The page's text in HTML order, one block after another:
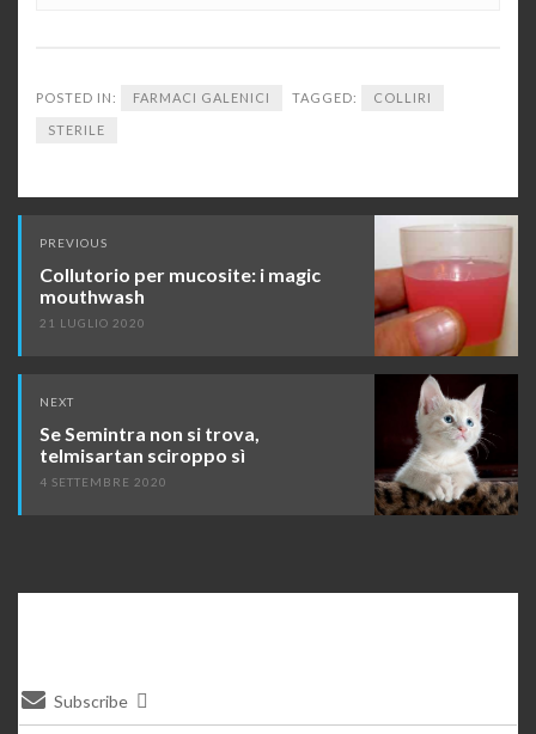
POSTED IN: FARMACI GALENICI TAGGED: COLLIRI
STERILE
Post
navigation
PREVIOUS
Collutorio per mucosite: i magic
mouthwash
21 LUGLIO 2020
NEXT
Se Semintra non si trova,
telmisartan sciroppo sì
4 SETTEMBRE 2020
Subscribe